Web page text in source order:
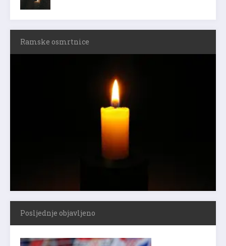
Ramske osmrtnice
Posljednje objavljeno